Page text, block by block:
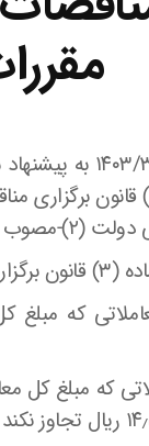
تصویب کرد:
که مبلغ
که مبلغ کل